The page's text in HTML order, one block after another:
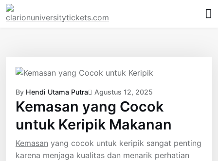
Skip
to
By Hendi Utama Putra Agustus 12, 2025
Kemasan yang Cocok
untuk Keripik Makanan
Kemasan yang cocok untuk keripik sangat penting
karena menjaga kualitas dan menarik perhatian